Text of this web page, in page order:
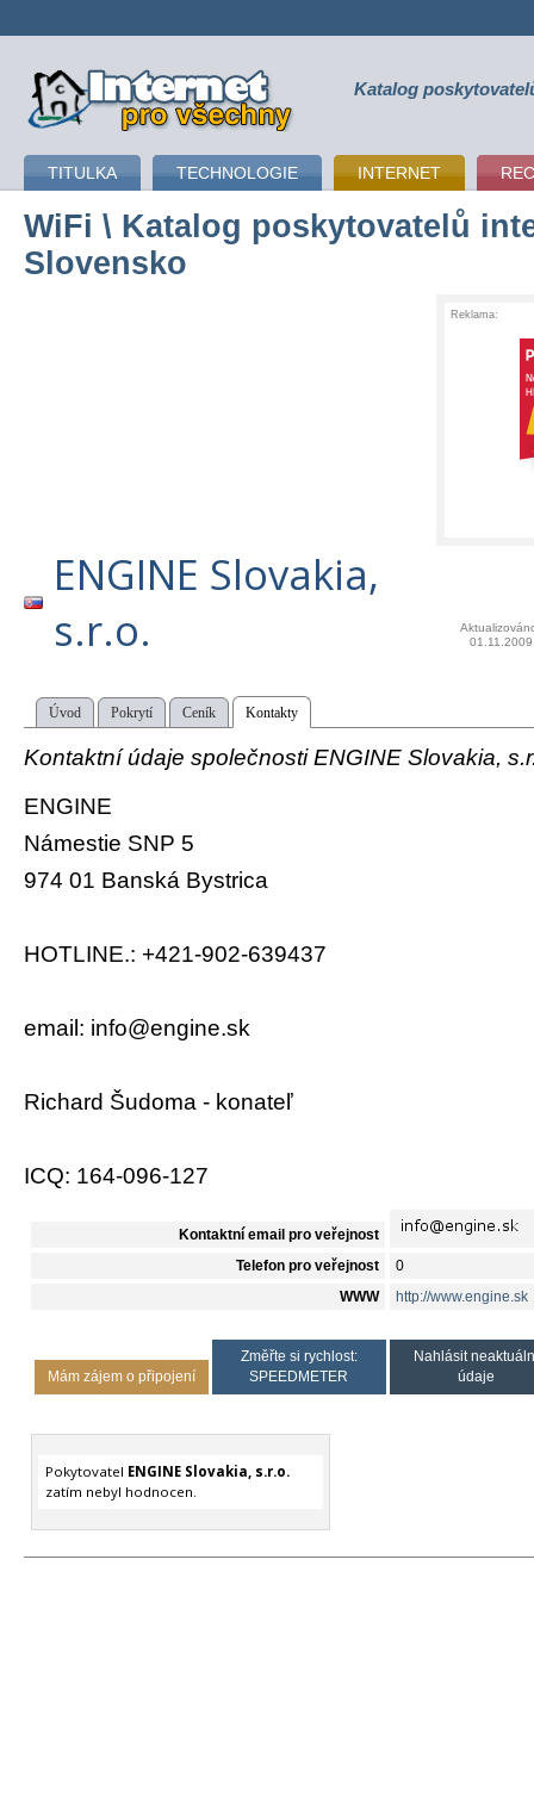
připojení k internetu Katalog
TITULKA TECHNOLOGIE INTERNET
WiFi \ Katalog poskytovatelů
Slovensko
Reklama:
ENGINE Slovakia,
s.r.o.
01.11.2009
Úvod Pokrytí Ceník Kontakty
Kontaktní údaje společnosti ENGINE Slovakia,
ENGINE
Námestie SNP 5
974 01 Banská Bystrica
HOTLINE.: +421-902-639437
email: info@engine.sk
Richard Šudoma - konateľ
ICQ: 164-096-127
Kontaktní email pro veřejnost
Telefon pro veřejnost 0
WWW http://www.engine.sk
Mám zájem o připojení
Změřte si rychlost:
SPEEDMETER
Nahlásit
údaje
Pokytovatel ENGINE Slovakia, s.r.o.
zatím nebyl hodnocen.